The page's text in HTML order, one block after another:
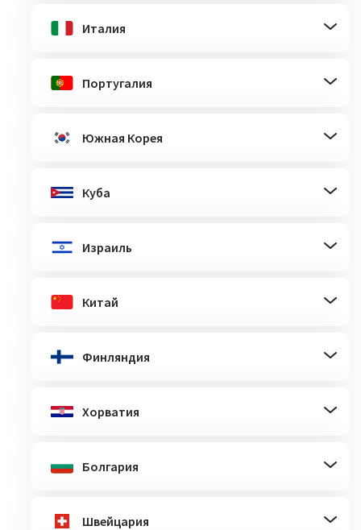
Италия
Португалия
Южная Корея
Куба
Израиль
Китай
Финляндия
Хорватия
Болгария
Швейцария